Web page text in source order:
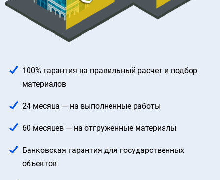
100% гарантия на правильный расчет и подбор
материалов
24 месяца — на выполненные работы
60 месяцев — на отгруженные материалы
Банковская гарантия для государственных
объектов